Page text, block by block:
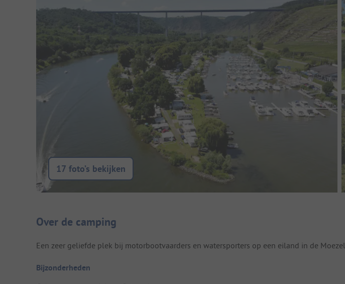
17 foto’s bekijken
Camping introductie
Over de camping
Een zeer geliefde plek bij motorbootvaarders en watersporters op een eiland in de Moezel.
Bijzonderheden